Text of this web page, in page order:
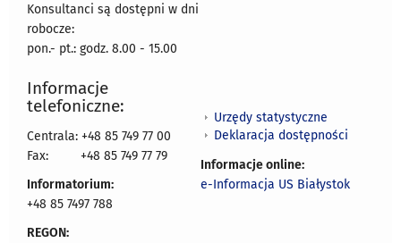
Konsultanci są dostępni w dni
robocze:
pon.- pt.: godz. 8.00 - 15.00
Informacje
telefoniczne:
Centrala: +48 85 749 77 00
Fax:
+48 85 749 77 79
Informatorium:
+48 85 7497 788
REGON:
Urzędy statystyczne
Deklaracja dostępności
Informacje online:
e-Informacja US Białystok